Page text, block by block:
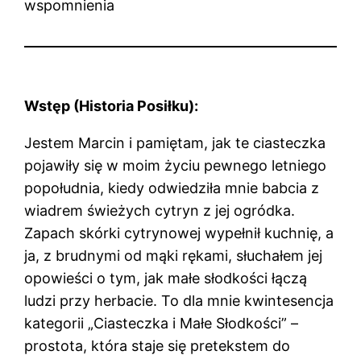
Wstęp (Historia Posiłku):
Jestem Marcin i pamiętam, jak te ciasteczka
pojawiły się w moim życiu pewnego letniego
popołudnia, kiedy odwiedziła mnie babcia z
wiadrem świeżych cytryn z jej ogródka.
Zapach skórki cytrynowej wypełnił kuchnię, a
ja, z brudnymi od mąki rękami, słuchałem jej
opowieści o tym, jak małe słodkości łączą
ludzi przy herbacie. To dla mnie kwintesencja
kategorii „Ciasteczka i Małe Słodkości” –
prostota, która staje się pretekstem do